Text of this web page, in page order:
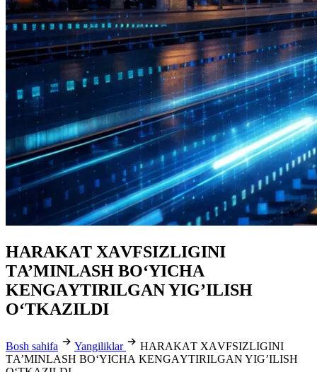
HАRАKАT XАVFSIZLIGINI
TА’MINLАSH BO‘YICHА
KENGАYTIRILGАN YIGʼILISH
O‘TKАZILDI
Bosh sahifa Yangiliklar
HАRАKАT XАVFSIZLIGINI
TА’MINLАSH BO‘YICHА KENGАYTIRILGАN YIGʼILISH